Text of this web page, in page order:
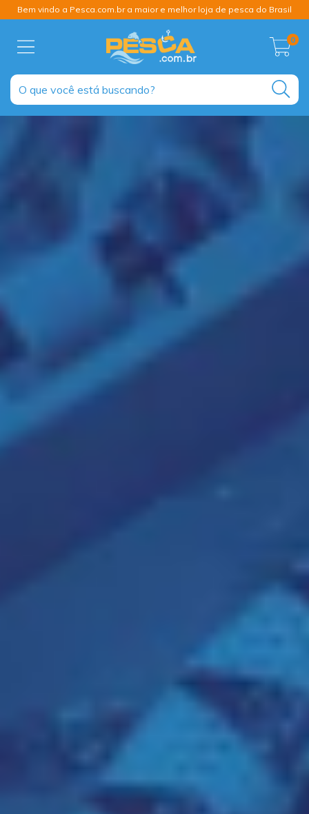
Bem vindo a Pesca.com.br a maior e melhor loja de pesca do Brasil
0